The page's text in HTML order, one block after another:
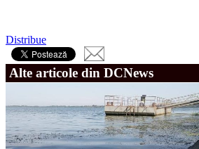
Distribue
Alte articole din DCNews